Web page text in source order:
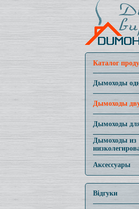
Каталог
Дымоходы
Дымоходы
Дымоходы
Дымоходы из
Аксессуары
Відгуки